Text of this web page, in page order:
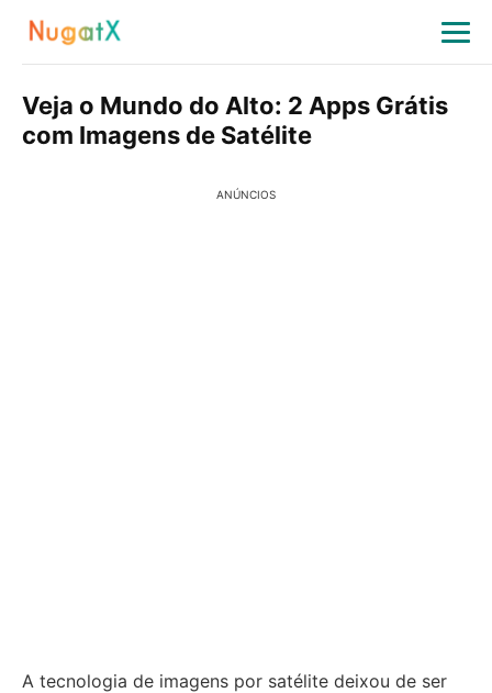
Veja o Mundo do Alto: 2 Apps Grátis
com Imagens de Satélite
ANÚNCIOS
A tecnologia de imagens por satélite deixou de ser